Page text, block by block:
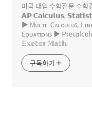
미국 대입 수학전문 수
𝗔𝗣 𝗖𝗮𝗹𝗰𝘂𝗹𝘂𝘀,
▶ Mᴜʟᴛɪ. Cᴀʟᴄᴜʟᴜꜱ,
Eϙᴜᴀᴛɪᴏɴꜱ ▶
𝔼𝕩𝕖𝕥𝕖𝕣 𝕄𝕒𝕥𝕙
구독하기